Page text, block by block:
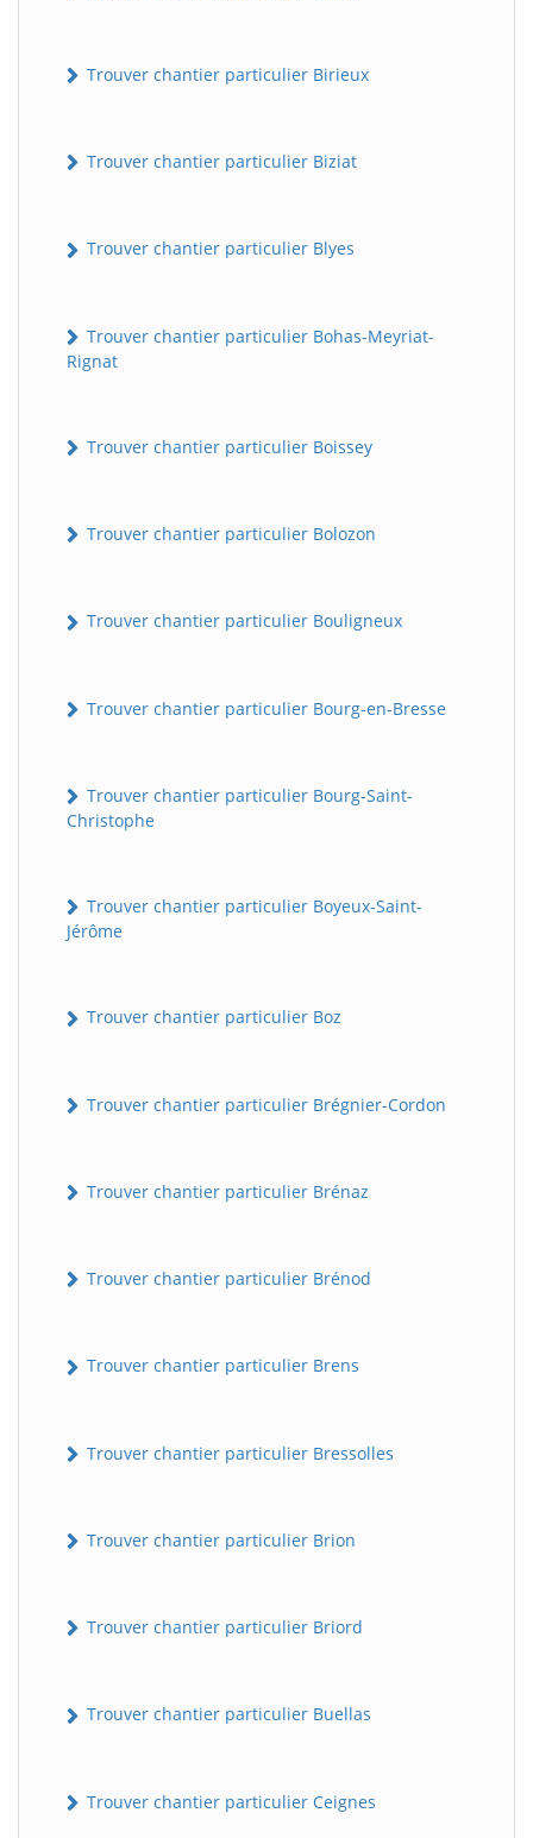
Trouver chantier particulier Birieux
Trouver chantier particulier Biziat
Trouver chantier particulier Blyes
Trouver chantier particulier Bohas-Meyriat-
Rignat
Trouver chantier particulier Boissey
Trouver chantier particulier Bolozon
Trouver chantier particulier Bouligneux
Trouver chantier particulier Bourg-en-Bresse
Trouver chantier particulier Bourg-Saint-
Christophe
Trouver chantier particulier Boyeux-Saint-
Jérôme
Trouver chantier particulier Boz
Trouver chantier particulier Brégnier-Cordon
Trouver chantier particulier Brénaz
Trouver chantier particulier Brénod
Trouver chantier particulier Brens
Trouver chantier particulier Bressolles
Trouver chantier particulier Brion
Trouver chantier particulier Briord
Trouver chantier particulier Buellas
Trouver chantier particulier Ceignes